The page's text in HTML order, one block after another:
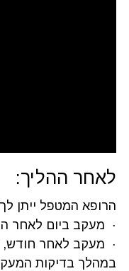
לאחר ההליך:
הרופא המטפל ייתן
· מעקב ביום לאחר
· מעקב לאחר חודש,
במהלך בדיקות